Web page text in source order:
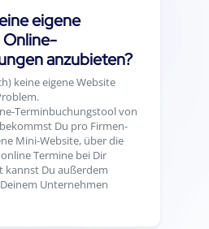
eigene
Online-
anzubieten?
keine eigene Website
Terminbuchungstool von
Du pro Firmen-
Mini-Website, über die
Termine bei Dir
kannst Du außerdem
Unternehmen